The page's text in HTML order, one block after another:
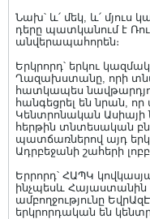
Նախ՝ և՛ մեկ, և՛ մյուս
դերը պատկանում է
անվերապահորեն։
Երկրորդ՝ երկու
Ղազախստանը, որի
հատկապես
հանգեցրել են նրան, որ
Կենտրոնական
հերթին տնտեսական
պատճառներով այդ
Ադրբեջանի շահերի
Երրորդ՝ ՀԱՊԿ
ինչպեսև
ամբողջությունը
երկրորդական են